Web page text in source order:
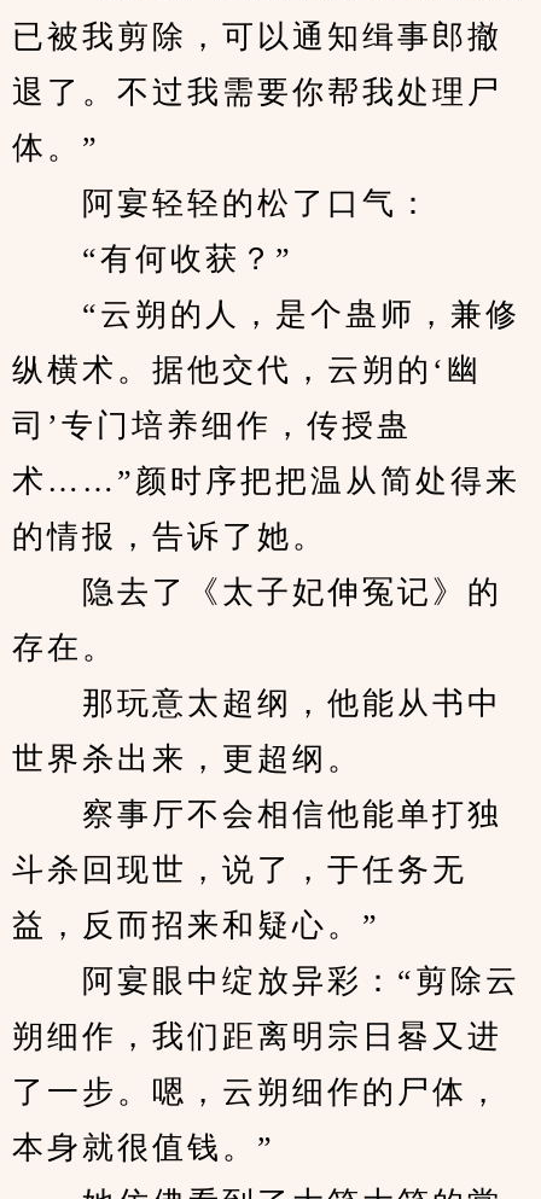
已被我剪除，可以通知缉事郎撤
退了。不过我需要你帮我处理尸
体。”
阿宴轻轻的松了口气：
“有何收获？”
“云朔的人，是个蛊师，兼修
纵横术。据他交代，云朔的‘幽
司’专门培养细作，传授蛊
术……”颜时序把把温从简处得来
的情报，告诉了她。
隐去了《太子妃伸冤记》的
存在。
那玩意太超纲，他能从书中
世界杀出来，更超纲。
察事厅不会相信他能单打独
斗杀回现世，说了，于任务无
益，反而招来和疑心。”
阿宴眼中绽放异彩：“剪除云
朔细作，我们距离明宗日晷又进
了一步。嗯，云朔细作的尸体，
本身就很值钱。”